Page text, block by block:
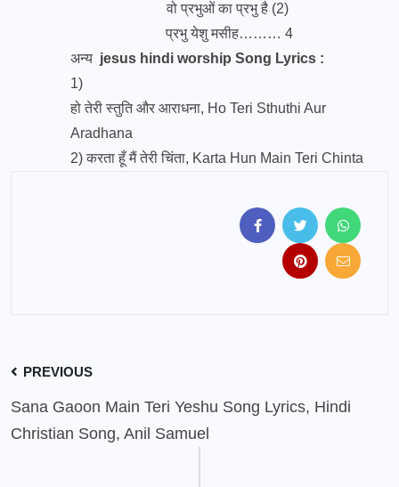
वो प्रभुओं का प्रभु है (2)
प्रभु येशु मसीह……… 4
अन्य jesus hindi worship Song Lyrics :
1)
हो तेरी स्तुति और आराधना, Ho Teri Sthuthi Aur
Aradhana
2)करता हूँ मैं तेरी चिंता, Karta Hun Main Teri Chinta
PREVIOUS
Sana Gaoon Main Teri Yeshu Song Lyrics, Hindi
Christian Song, Anil Samuel